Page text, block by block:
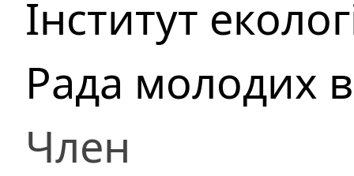
Інститут
Рада молодих
Член